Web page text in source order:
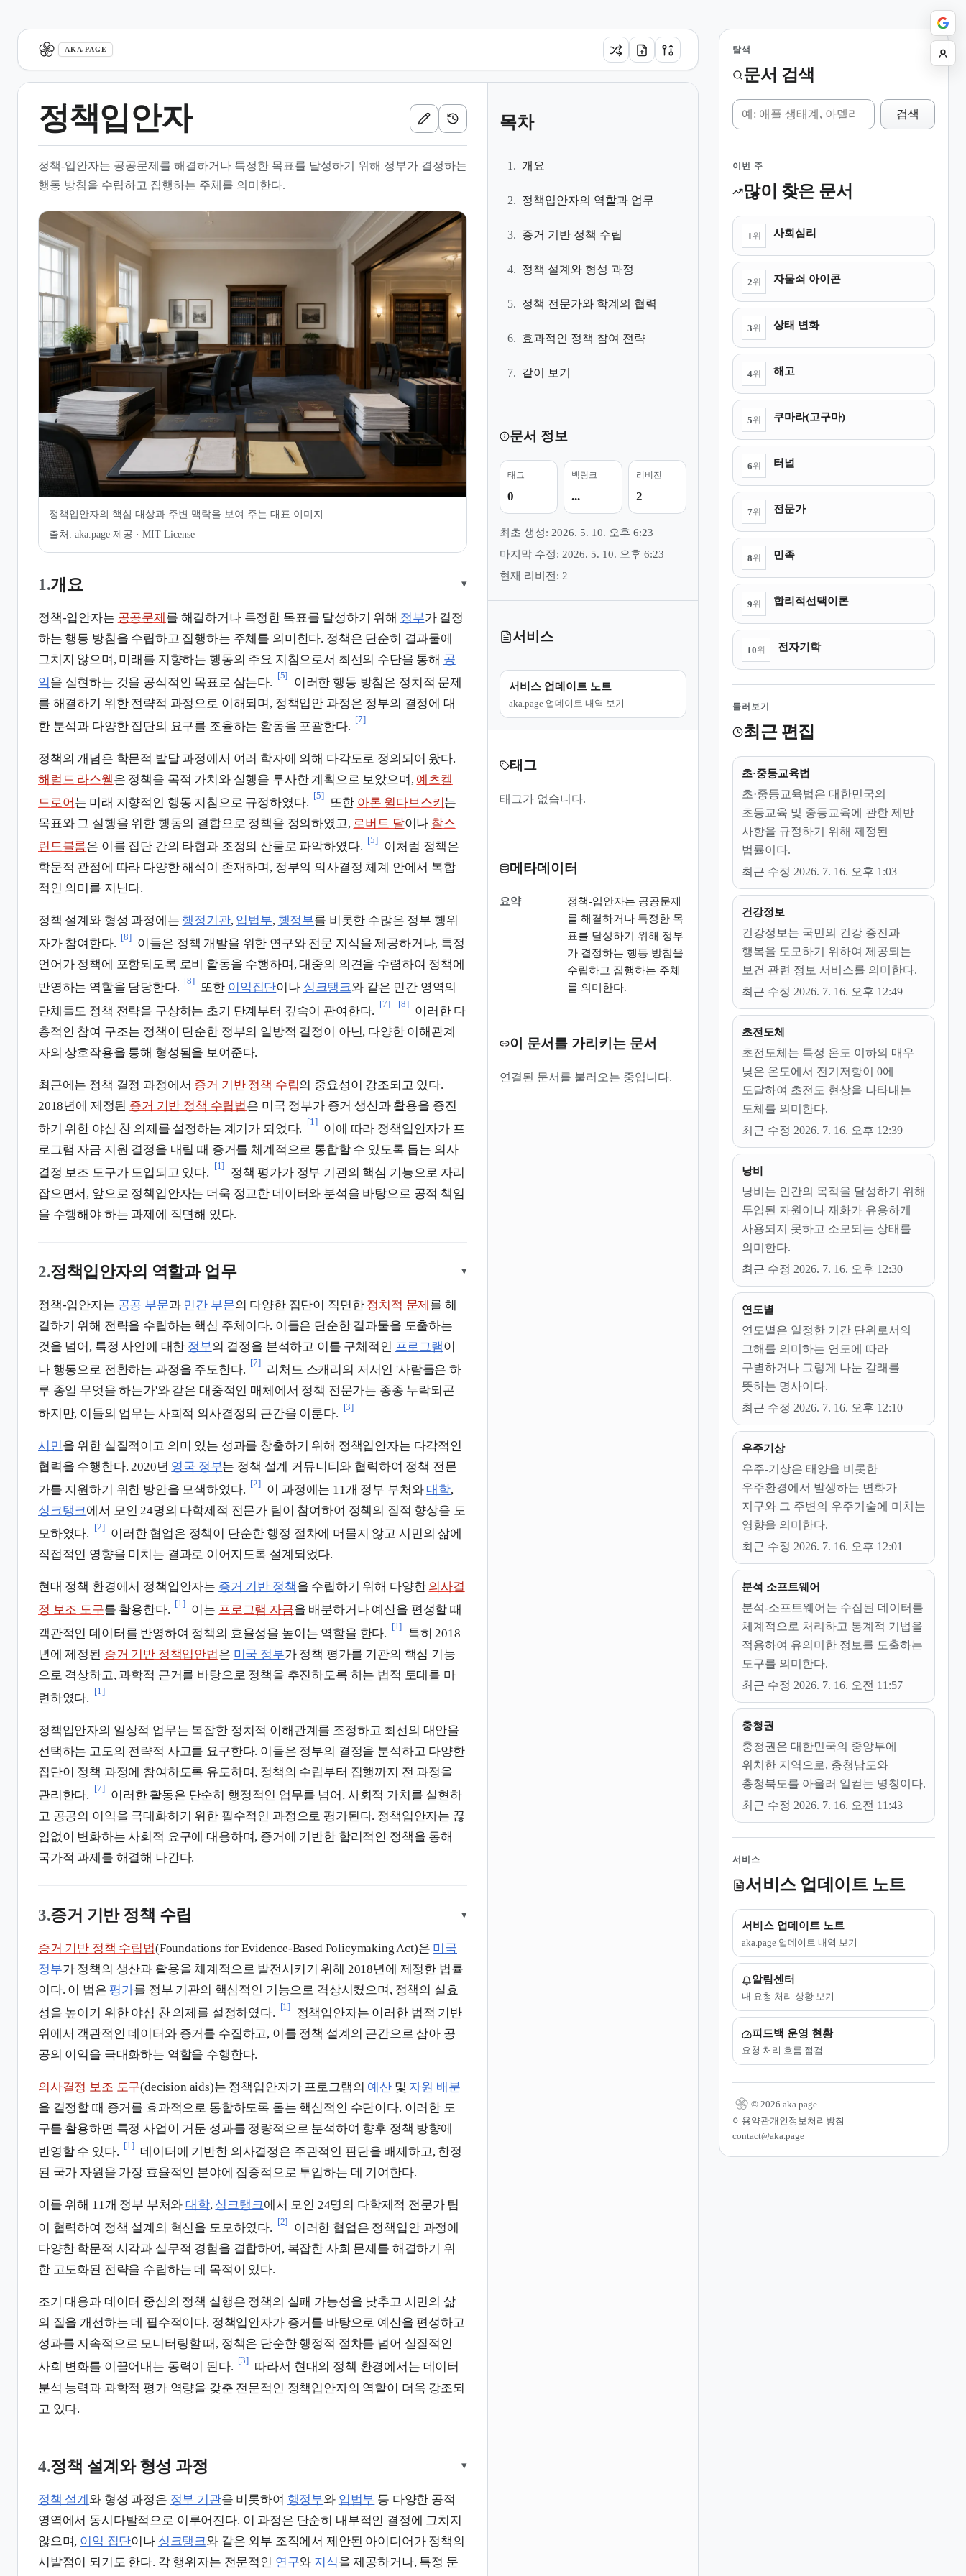
AKA.PAGE
정책입안자
정책-입안자는 공공문제를 해결하거나 특정한 목표를 달성하기 위해 정부가 결정하는
행동 방침을 수립하고 집행하는 주체를 의미한다.
정책입안자의 핵심 대상과 주변 맥락을 보여 주는 대표 이미지
출처: aka.page 제공 · MIT License
1.개요 ▾
정책-입안자는 공공문제 를 해결하거나 특정한 목표를 달성하기 위해 정부가 결정
하는 행동 방침을 수립하고 집행하는 주체를 의미한다. 정책은 단순히 결과물에
그치지 않으며, 미래를 지향하는 행동의 주요 지침으로서 최선의 수단을 통해 공
익을 실현하는 것을 공식적인 목표로 삼는다.
[5]
이러한 행동 방침은 정치적 문제
를 해결하기 위한 전략적 과정으로 이해되며, 정책입안 과정은 정부의 결정에 대
한 분석과 다양한 집단의 요구를 조율하는 활동을 포괄한다.
[7]
정책의 개념은 학문적 발달 과정에서 여러 학자에 의해 다각도로 정의되어 왔다.
해럴드 라스웰은 정책을 목적 가치와 실행을 투사한 계획으로 보았으며, 예츠켈
드로어 는 미래 지향적인 행동 지침으로 규정하였다.
[5]
또한 아론 윌다브스키는
목표와 그 실행을 위한 행동의 결합으로 정책을 정의하였고, 로버트 달이나 찰스
린드블롬은 이를 집단 간의 타협과 조정의 산물로 파악하였다.
[5]
이처럼 정책은
학문적 관점에 따라 다양한 해석이 존재하며, 정부의 의사결정 체계 안에서 복합
적인 의미를 지닌다.
정책 설계와 형성 과정에는 행정기관, 입법부, 행정부를 비롯한 수많은 정부 행위
자가 참여한다.
[8]
이들은 정책 개발을 위한 연구와 전문 지식을 제공하거나, 특정
언어가 정책에 포함되도록 로비 활동을 수행하며, 대중의 의견을 수렴하여 정책에
반영하는 역할을 담당한다.
[8]
또한 이익집단이나 싱크탱크와 같은 민간 영역의
단체들도 정책 전략을 구상하는 초기 단계부터 깊숙이 관여한다.
[7] [8]
이러한 다
층적인 참여 구조는 정책이 단순한 정부의 일방적 결정이 아닌, 다양한 이해관계
자의 상호작용을 통해 형성됨을 보여준다.
최근에는 정책 결정 과정에서 증거 기반 정책 수립의 중요성이 강조되고 있다.
2018년에 제정된 증거 기반 정책 수립법은 미국 정부가 증거 생산과 활용을 증진
하기 위한 야심 찬 의제를 설정하는 계기가 되었다.
[1]
이에 따라 정책입안자가 프
로그램 자금 지원 결정을 내릴 때 증거를 체계적으로 통합할 수 있도록 돕는 의사
결정 보조 도구가 도입되고 있다.
[1]
정책 평가가 정부 기관의 핵심 기능으로 자리
잡으면서, 앞으로 정책입안자는 더욱 정교한 데이터와 분석을 바탕으로 공적 책임
을 수행해야 하는 과제에 직면해 있다.
2.정책입안자의 역할과 업무 ▾
정책-입안자는 공공 부문과 민간 부문의 다양한 집단이 직면한 정치적 문제 를 해
결하기 위해 전략을 수립하는 핵심 주체이다. 이들은 단순한 결과물을 도출하는
것을 넘어, 특정 사안에 대한 정부의 결정을 분석하고 이를 구체적인 프로그램이
나 행동으로 전환하는 과정을 주도한다.
[7]
리처드 스캐리의 저서인 '사람들은 하
루 종일 무엇을 하는가'와 같은 대중적인 매체에서 정책 전문가는 종종 누락되곤
하지만, 이들의 업무는 사회적 의사결정의 근간을 이룬다.
[3]
시민을 위한 실질적이고 의미 있는 성과를 창출하기 위해 정책입안자는 다각적인
협력을 수행한다. 2020년 영국 정부는 정책 설계 커뮤니티와 협력하여 정책 전문
가를 지원하기 위한 방안을 모색하였다.
[2]
이 과정에는 11개 정부 부처와대학,
싱크탱크에서 모인 24명의 다학제적 전문가 팀이 참여하여 정책의 질적 향상을 도
모하였다.
[2]
이러한 협업은 정책이 단순한 행정 절차에 머물지 않고 시민의 삶에
직접적인 영향을 미치는 결과로 이어지도록 설계되었다.
현대 정책 환경에서 정책입안자는 증거 기반 정책을 수립하기 위해 다양한 의사결
정 보조 도구를 활용한다.
[1]
이는 프로그램 자금을 배분하거나 예산을 편성할 때
객관적인 데이터를 반영하여 정책의 효율성을 높이는 역할을 한다.
[1]
특히 2018
년에 제정된 증거 기반 정책입안법은 미국 정부가 정책 평가를 기관의 핵심 기능
으로 격상하고, 과학적 근거를 바탕으로 정책을 추진하도록 하는 법적 토대를 마
련하였다.
[1]
정책입안자의 일상적 업무는 복잡한 정치적 이해관계를 조정하고 최선의 대안을
선택하는 고도의 전략적 사고를 요구한다. 이들은 정부의 결정을 분석하고 다양한
집단이 정책 과정에 참여하도록 유도하며, 정책의 수립부터 집행까지 전 과정을
관리한다.
[7]
이러한 활동은 단순히 행정적인 업무를 넘어, 사회적 가치를 실현하
고 공공의 이익을 극대화하기 위한 필수적인 과정으로 평가된다. 정책입안자는 끊
임없이 변화하는 사회적 요구에 대응하며, 증거에 기반한 합리적인 정책을 통해
국가적 과제를 해결해 나간다.
3.증거 기반 정책 수립 ▾
증거 기반 정책 수립법(Foundations for Evidence-Based Policymaking Act)은 미국
정부가 정책의 생산과 활용을 체계적으로 발전시키기 위해 2018년에 제정한 법률
이다. 이 법은 평가를 정부 기관의 핵심적인 기능으로 격상시켰으며, 정책의 실효
성을 높이기 위한 야심 찬 의제를 설정하였다.
[1]
정책입안자는 이러한 법적 기반
위에서 객관적인 데이터와 증거를 수집하고, 이를 정책 설계의 근간으로 삼아 공
공의 이익을 극대화하는 역할을 수행한다.
의사결정 보조 도구(decision aids)는 정책입안자가 프로그램의 예산및 자원 배분
을 결정할 때 증거를 효과적으로 통합하도록 돕는 핵심적인 수단이다. 이러한 도
구를 활용하면 특정 사업이 거둔 성과를 정량적으로 분석하여 향후 정책 방향에
반영할 수 있다.
[1]
데이터에 기반한 의사결정은 주관적인 판단을 배제하고, 한정
된 국가 자원을 가장 효율적인 분야에 집중적으로 투입하는 데 기여한다.
이를 위해 11개 정부 부처와대학, 싱크탱크에서 모인 24명의 다학제적 전문가 팀
이 협력하여 정책 설계의 혁신을 도모하였다.
[2]
이러한 협업은 정책입안 과정에
다양한 학문적 시각과 실무적 경험을 결합하여, 복잡한 사회 문제를 해결하기 위
한 고도화된 전략을 수립하는 데 목적이 있다.
조기 대응과 데이터 중심의 정책 실행은 정책의 실패 가능성을 낮추고 시민의 삶
의 질을 개선하는 데 필수적이다. 정책입안자가 증거를 바탕으로 예산을 편성하고
성과를 지속적으로 모니터링할 때, 정책은 단순한 행정적 절차를 넘어 실질적인
사회 변화를 이끌어내는 동력이 된다.
[3]
따라서 현대의 정책 환경에서는 데이터
분석 능력과 과학적 평가 역량을 갖춘 전문적인 정책입안자의 역할이 더욱 강조되
고 있다.
4.정책 설계와 형성 과정 ▾
정책 설계 와 형성 과정은 정부 기관을 비롯하여 행정부와 입법부 등 다양한 공적
영역에서 동시다발적으로 이루어진다. 이 과정은 단순히 내부적인 결정에 그치지
않으며, 이익 집단이나 싱크탱크와 같은 외부 조직에서 제안된 아이디어가 정책의
시발점이 되기도 한다. 각 행위자는 전문적인 연구와 지식을 제공하거나, 특정 문
목차
1. 개요
2. 정책입안자의 역할과 업무
3. 증거 기반 정책 수립
4. 정책 설계와 형성 과정
5. 정책 전문가와 학계의 협력
6. 효과적인 정책 참여 전략
7. 같이 보기
문서 정보
태그
0
백링크
...
리비전
2
최초 생성: 2026. 5. 10. 오후 6:23
마지막 수정: 2026. 5. 10. 오후 6:23
현재 리비전: 2
서비스
서비스 업데이트 노트
aka.page 업데이트 내역 보기
태그
태그가 없습니다.
메타데이터
요약
정책-입안자는 공공문제
를 해결하거나 특정한 목
표를 달성하기 위해 정부
가 결정하는 행동 방침을
수립하고 집행하는 주체
를 의미한다.
이 문서를 가리키는 문서
연결된 문서를 불러오는 중입니다.
개요
정책입안자의 역할과 업무
증거 기반 정책 수립
정책 설계와 형성 과정
정책 전문가와 학계의 협력
효과적인 정책 참여 전략
같이 보기
탐색
문서 검색
위키 검색
검색
이번 주
많이 찾은 문서
1 위 사회심리
2위 자물쇠 아이콘
3위 상태 변화
4위 해고
5위 쿠마라(고구마)
6위 터널
7위 전문가
8위 민족
9위 합리적선택이론
10위 전자기학
둘러보기
최근 편집
초·중등교육법
초·중등교육법은 대한민국의
초등교육 및 중등교육에 관한 제반
사항을 규정하기 위해 제정된
법률이다.
최근 수정 2026. 7. 16. 오후 1:03
건강정보
건강정보는 국민의 건강 증진과
행복을 도모하기 위하여 제공되는
보건 관련 정보 서비스를 의미한다.
최근 수정 2026. 7. 16. 오후 12:49
초전도체
초전도체는 특정 온도 이하의 매우
낮은 온도에서 전기저항이 0에
도달하여 초전도 현상을 나타내는
도체를 의미한다.
최근 수정 2026. 7. 16. 오후 12:39
낭비
낭비는 인간의 목적을 달성하기 위해
투입된 자원이나 재화가 유용하게
사용되지 못하고 소모되는 상태를
의미한다.
최근 수정 2026. 7. 16. 오후 12:30
연도별
연도별은 일정한 기간 단위로서의
그해를 의미하는 연도에 따라
구별하거나 그렇게 나눈 갈래를
뜻하는 명사이다.
최근 수정 2026. 7. 16. 오후 12:10
우주기상
우주-기상은 태양을 비롯한
우주환경에서 발생하는 변화가
지구와 그 주변의 우주기술에 미치는
영향을 의미한다.
최근 수정 2026. 7. 16. 오후 12:01
분석 소프트웨어
분석-소프트웨어는 수집된 데이터를
체계적으로 처리하고 통계적 기법을
적용하여 유의미한 정보를 도출하는
도구를 의미한다.
최근 수정 2026. 7. 16. 오전 11:57
충청권
충청권은 대한민국의 중앙부에
위치한 지역으로, 충청남도와
충청북도를 아울러 일컫는 명칭이다.
최근 수정 2026. 7. 16. 오전 11:43
서비스
서비스 업데이트 노트
서비스 업데이트 노트
aka.page 업데이트 내역 보기
알림센터
내 요청 처리 상황 보기
피드백 운영 현황
요청 처리 흐름 점검
© 2026 aka.page
이용약관개인정보처리방침
contact@aka.page